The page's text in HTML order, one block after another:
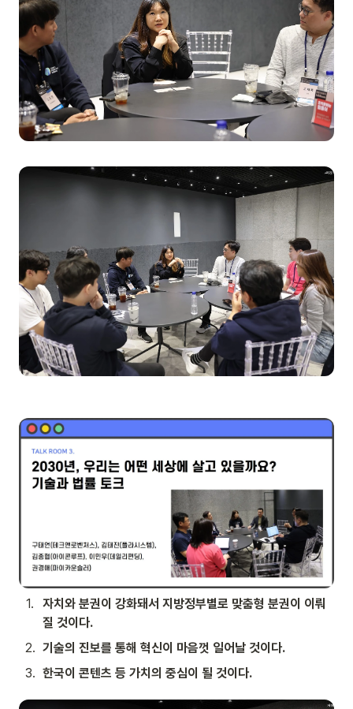
1.
자치와 분권이 강화돼서 지방정부별로 맞춤형 분권이 이뤄
질 것이다.
2. 기술의 진보를 통해 혁신이 마음껏 일어날 것이다.
3. 한국이 콘텐츠 등 가치의 중심이 될 것이다.